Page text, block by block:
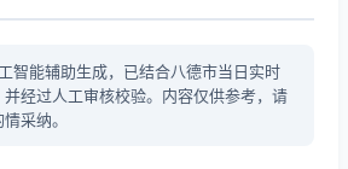
智能辅助生成，已结合八德市当日实时
经过人工审核校验。内容仅供参考，请
采纳。